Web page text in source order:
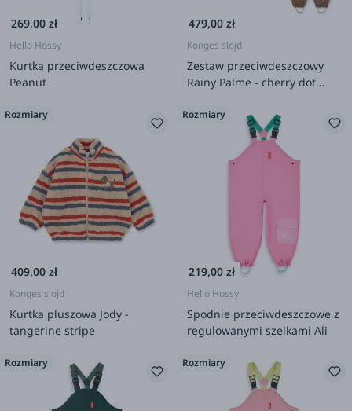
269,00 zł
Hello Hossy
Kurtka przeciwdeszczowa
Peanut
479,00 zł
Konges slojd
Zestaw przeciwdeszczowy
Rainy Palme - cherry dot
Rozmiary
409,00 zł
Konges slojd
Kurtka pluszowa Jody -
tangerine stripe
Rozmiary
219,00 zł
Hello Hossy
Spodnie przeciwdeszczowe z
regulowanymi szelkami Ali
Rozmiary Rozmiary